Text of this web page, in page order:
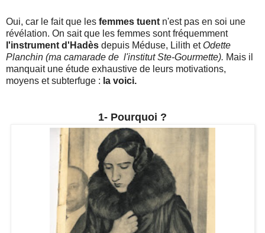
Oui, car le fait que les femmes tuent n'est pas en soi une
révélation. On sait que les femmes sont fréquemment
l'instrument d'Hadès depuis Méduse, Lilith et Odette
Planchin (ma camarade de l'institut Ste-Gourmette). Mais il
manquait une étude exhaustive de leurs motivations,
moyens et subterfuge : la voici.
1- Pourquoi ?